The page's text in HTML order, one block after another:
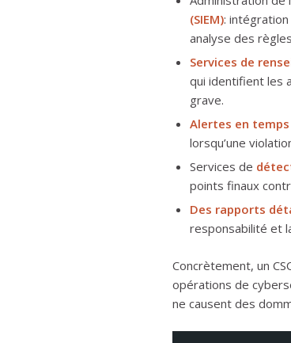
(SIEM):
analyse des
Services de
qui identifient les
grave.
Alertes en
lorsqu’une
Services de
points finaux
Des rapports
responsabilité et
Concrètement, un
opérations de
ne causent des